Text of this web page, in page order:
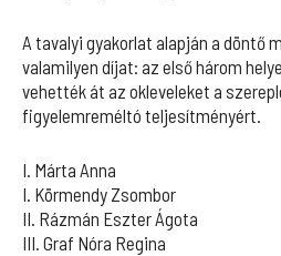
A tavalyi gyakorlat alapján a döntő
valamilyen díjat: az első három
vehették át az okleveleket a
figyelemreméltó teljesítményért.
I. Márta Anna
I. Körmendy Zsombor
II. Rázmán Eszter Ágota
III. Graf Nóra Regina